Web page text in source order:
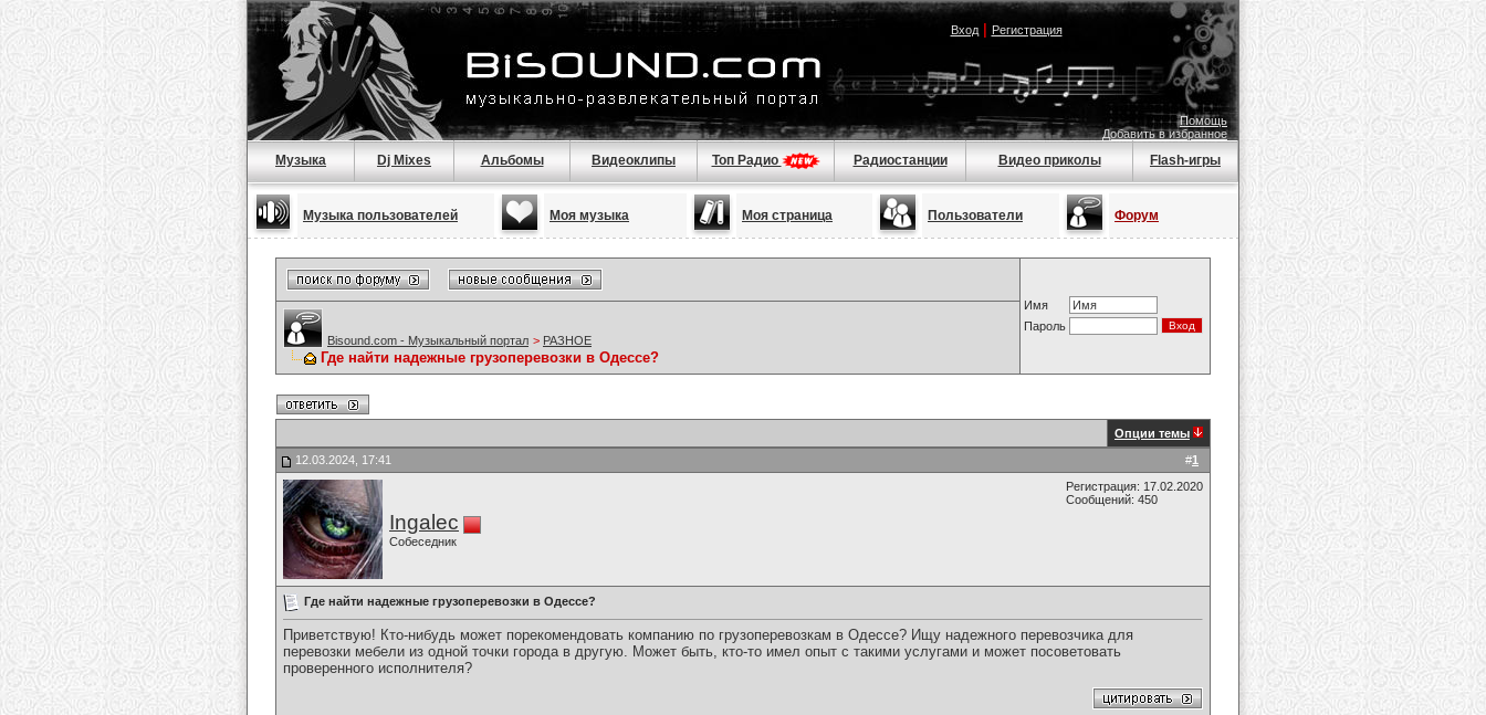
Вход| Регистрация
Помощь
Добавить в избранное
Музыка Dj Mixes Альбомы Видеоклипы Топ Радио Радиостанции Видео приколы Flash-игры
Музыка пользователей Моя музыка Моя страница Пользователи Форум
Имя
Пароль
Bisound.com - Музыкальный портал > РАЗНОЕ
Где найти надежные грузоперевозки в Одессе?
Опции темы
#1
12.03.2024, 17:41
Ingalec
Собеседник
Регистрация: 17.02.2020
Сообщений: 450
Где найти надежные грузоперевозки в Одессе?
Приветствую! Кто-нибудь может порекомендовать компанию по грузоперевозкам в Одессе? Ищу надежного перевозчика для
перевозки мебели из одной точки города в другую. Может быть, кто-то имел опыт с такими услугами и может посоветовать
проверенного исполнителя?